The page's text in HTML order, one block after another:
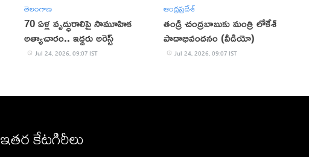
తెలంగాణ
70 ఏళ్ల వృద్ధురాలిపై సామూహిక
అత్యాచారం.. ఇద్దరు అరెస్ట్
Jul 24, 2026, 09:07 IST
ఆంధ్రప్రదేశ్
తండ్రి చంద్రబాబుకు మంత్రి లోకేశ్
పాదాభివందనం (వీడియో)
Jul 24, 2026, 09:07 IST
ఇతర కేటగిరీలు